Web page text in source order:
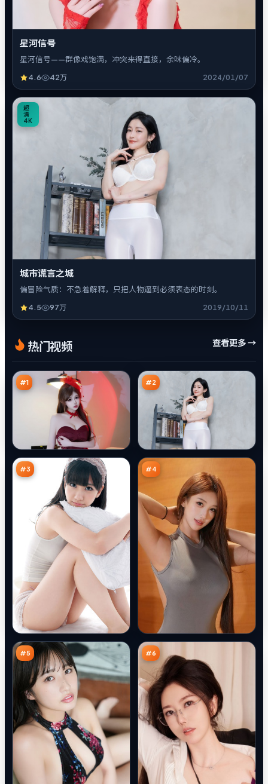
星河信号
星河信号——群像戏饱满，冲突来得直接，余味偏冷。
4.6 42万 2024/01/07
超
清
4K
城市谎言之城
偏冒险气质：不急着解释，只把人物逼到必须表态的时刻。
4.5 97万 2019/10/11
热门视频 查看更多 →
#1
梧
引
擎
97
万
#2
言
之
城
万
#3
响万
#4
车
93
万
#5
长
夜
行
动万
#6
攻万